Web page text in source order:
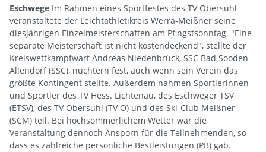
Eschwege Im Rahmen eines Sportfestes des TV Obersuhl
veranstaltete der Leichtathletikreis Werra-Meißner seine
diesjährigen Einzelmeisterschaften am Pfingstsonntag. "Eine
separate Meisterschaft ist nicht kostendeckend", stellte der
Kreiswettkampfwart Andreas Niedenbrück, SSC Bad Sooden-
Allendorf (SSC), nüchtern fest, auch wenn sein Verein das
größte Kontingent stellte. Außerdem nahmen Sportlerinnen
und Sportler des TV Hess. Lichtenau, des Eschweger TSV
(ETSV), des TV Obersuhl (TV O) und des Ski-Club Meißner
(SCM) teil. Bei hochsommerlichem Wetter war die
Veranstaltung dennoch Ansporn für die Teilnehmenden, so
dass es zahlreiche persönliche Bestleistungen (PB) gab.